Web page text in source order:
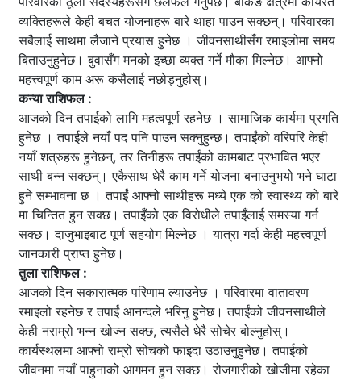
व्यक्तिहरूले केही बचत योजनाहरू बारे थाहा पाउन सक्छन्। परिवारका
सबैलाई साथमा लैजाने प्रयास हुनेछ । जीवनसाथीसँग रमाइलोमा समय
बिताउनुहुनेछ। बुवासँग मनको इच्छा व्यक्त गर्ने मौका मिल्नेछ। आफ्नो
महत्त्वपूर्ण काम अरू कसैलाई नछोड्नुहोस्।
कन्या राशिफल :
आजको दिन तपाईको लागि महत्वपूर्ण रहनेछ । सामाजिक कार्यमा प्रगति
हुनेछ । तपाईले नयाँ पद पनि पाउन सक्नुहुन्छ। तपाईंको वरिपरि केही
नयाँ शत्रुहरू हुनेछन्, तर तिनीहरू तपाईंको कामबाट प्रभावित भएर
साथी बन्न सक्छन्। एकैसाथ धेरै काम गर्ने योजना बनाउनुभयो भने घाटा
हुने सम्भावना छ । तपाईं आफ्नो साथीहरू मध्ये एक को स्वास्थ्य को बारे
मा चिन्तित हुन सक्छ। तपाइँको एक विरोधीले तपाइँलाई समस्या गर्न
सक्छ। दाजुभाइबाट पूर्ण सहयोग मिल्नेछ । यात्रा गर्दा केही महत्त्वपूर्ण
जानकारी प्राप्त हुनेछ।
तुला राशिफल :
आजको दिन सकारात्मक परिणाम ल्याउनेछ । परिवारमा वातावरण
रमाइलो रहनेछ र तपाईं आनन्दले भरिनु हुनेछ। तपाईंको जीवनसाथीले
केही नराम्रो भन्न खोज्न सक्छ, त्यसैले धेरै सोचेर बोल्नुहोस्।
कार्यस्थलमा आफ्नो राम्रो सोचको फाइदा उठाउनुहुनेछ। तपाईको
जीवनमा नयाँ पाहुनाको आगमन हुन सक्छ। रोजगारीको खोजीमा रहेका